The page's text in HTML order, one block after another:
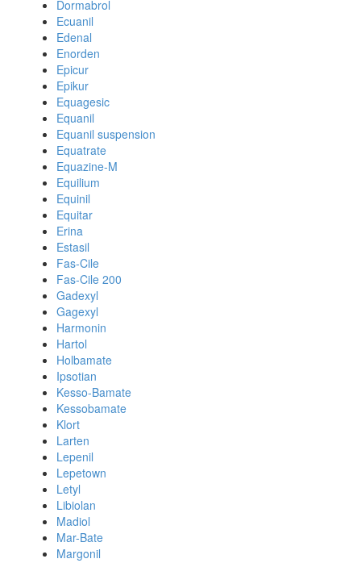
Dormabrol
Ecuanil
Edenal
Enorden
Epicur
Epikur
Equagesic
Equanil
Equanil suspension
Equatrate
Equazine-M
Equilium
Equinil
Equitar
Erina
Estasil
Fas-Cile
Fas-Cile 200
Gadexyl
Gagexyl
Harmonin
Hartol
Holbamate
Ipsotian
Kesso-Bamate
Kessobamate
Klort
Larten
Lepenil
Lepetown
Letyl
Libiolan
Madiol
Mar-Bate
Margonil